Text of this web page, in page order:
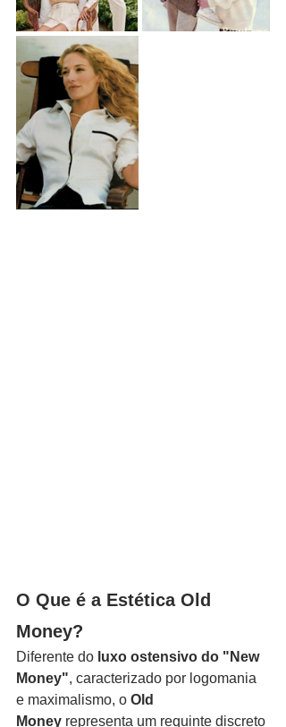
O Que é a Estética Old
Money?
Diferente do luxo ostensivo do "New
Money", caracterizado por logomania
e maximalismo, o Old
Money representa um requinte discreto